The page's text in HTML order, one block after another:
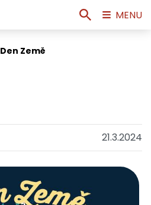
Den Země
21.3.2024
MENU